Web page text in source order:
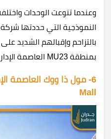
وعندما تنوعت الوحدات
النموذجية التي حددتها
بالتزاحم وإقبالهم الشديد
بمنطقة MU23 العاصمة الإدارية.
Mall